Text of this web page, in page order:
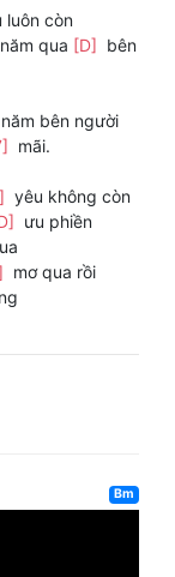
luôn còn
qua [D] bên
năm bên người
mãi.
yêu không còn
ưu phiền
mơ qua rồi
Bm